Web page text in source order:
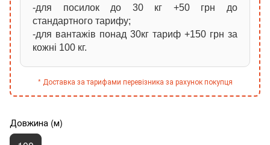
-для посилок до 30 кг +50 грн до
стандартного тарифу;
-для вантажів понад 30кг тариф +150 грн за
кожні 100 кг.
* Доставка за тарифами перевізника за рахунок покупця
Довжина (м)